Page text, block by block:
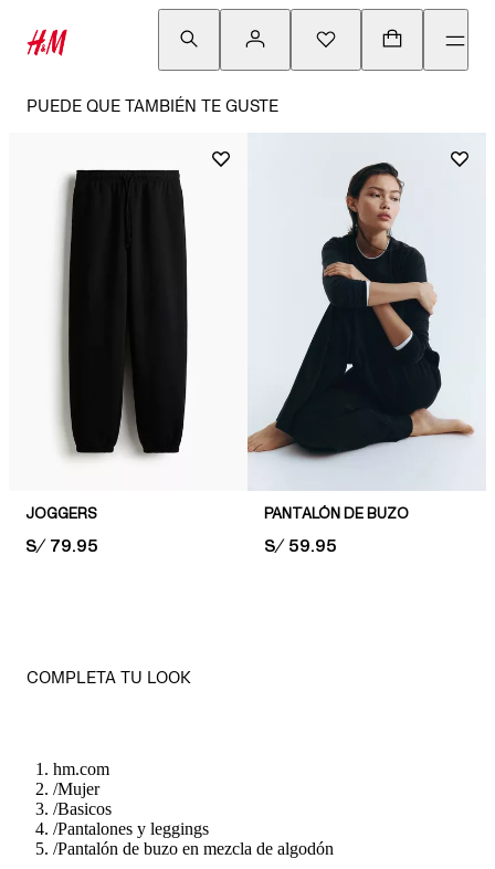
PUEDE QUE TAMBIÉN TE GUSTE
JOGGERS
PRICE:
S/ 79.95
PANTALÓN DE BUZO
PRICE:
S/ 59.95
COMPLETA TU LOOK
hm.com
/Mujer
/Basicos
/Pantalones y leggings
/Pantalón de buzo en mezcla de algodón